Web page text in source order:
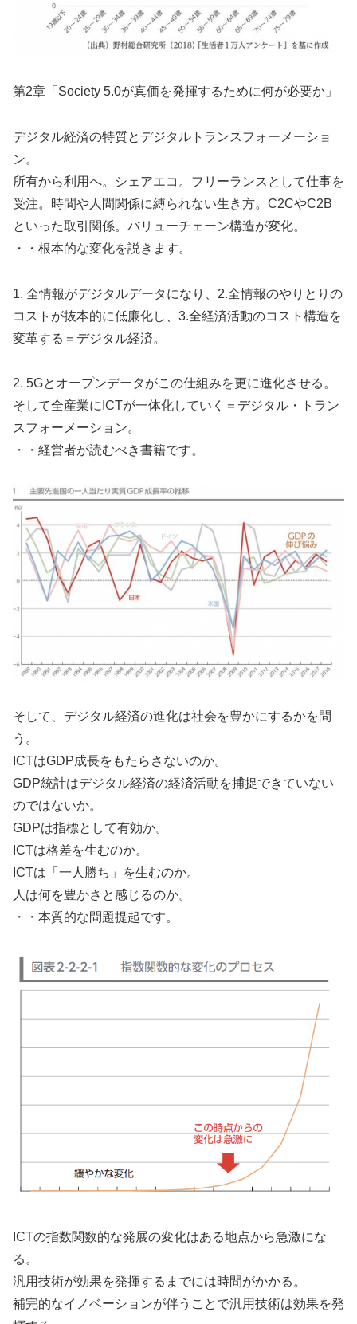
第2章「Society 5.0が真価を発揮するために何が必要か」
デジタル経済の特質とデジタルトランスフォーメーショ
ン。
所有から利用へ。シェアエコ。フリーランスとして仕事を
受注。時間や人間関係に縛られない生き方。C2CやC2B
といった取引関係。バリューチェーン構造が変化。
・・根本的な変化を説きます。
1. 全情報がデジタルデータになり、2.全情報のやりとりの
コストが抜本的に低廉化し、3.全経済活動のコスト構造を
変革する＝デジタル経済。
2. 5Gとオープンデータがこの仕組みを更に進化させる。
そして全産業にICTが一体化していく＝デジタル・トラン
スフォーメーション。
・・経営者が読むべき書籍です。
そして、デジタル経済の進化は社会を豊かにするかを問
う。
ICTはGDP成長をもたらさないのか。
GDP統計はデジタル経済の経済活動を捕捉できていない
のではないか。
GDPは指標として有効か。
ICTは格差を生むのか。
ICTは「一人勝ち」を生むのか。
人は何を豊かさと感じるのか。
・・本質的な問題提起です。
ICTの指数関数的な発展の変化はある地点から急激にな
る。
汎用技術が効果を発揮するまでには時間がかかる。
補完的なイノベーションが伴うことで汎用技術は効果を発